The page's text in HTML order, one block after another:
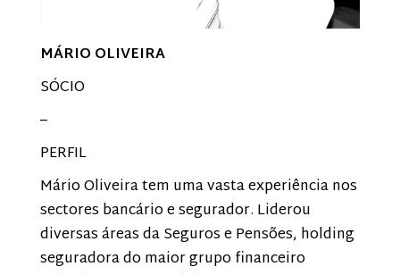
MÁRIO OLIVEIRA
SÓCIO
–
PERFIL
Mário Oliveira tem uma vasta experiência nos
sectores bancário e segurador. Liderou
diversas áreas da Seguros e Pensões, holding
seguradora do maior grupo financeiro